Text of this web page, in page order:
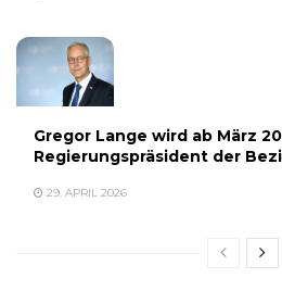
Gregor Lange wird ab März
Regierungspräsident der
29. APRIL 2026